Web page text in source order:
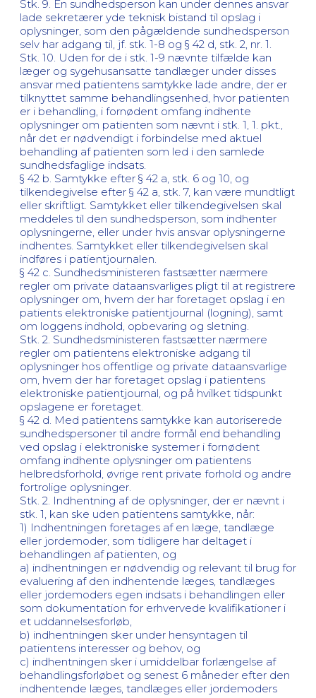
Stk. 9. En sundhedsperson kan under dennes ansvar
lade sekretærer yde teknisk bistand til opslag i
oplysninger, som den pågældende sundhedsperson
selv har adgang til, jf. stk. 1-8 og § 42 d, stk. 2, nr. 1.
Stk. 10. Uden for de i stk. 1-9 nævnte tilfælde kan
læger og sygehusansatte tandlæger under disses
ansvar med patientens samtykke lade andre, der er
tilknyttet samme behandlingsenhed, hvor patienten
er i behandling, i fornødent omfang indhente
oplysninger om patienten som nævnt i stk. 1, 1. pkt.,
når det er nødvendigt i forbindelse med aktuel
behandling af patienten som led i den samlede
sundhedsfaglige indsats.
§ 42 b. Samtykke efter § 42 a, stk. 6 og 10, og
tilkendegivelse efter § 42 a, stk. 7, kan være mundtligt
eller skriftligt. Samtykket eller tilkendegivelsen skal
meddeles til den sundhedsperson, som indhenter
oplysningerne, eller under hvis ansvar oplysningerne
indhentes. Samtykket eller tilkendegivelsen skal
indføres i patientjournalen.
§ 42 c. Sundhedsministeren fastsætter nærmere
regler om private dataansvarliges pligt til at registrere
oplysninger om, hvem der har foretaget opslag i en
patients elektroniske patientjournal (logning), samt
om loggens indhold, opbevaring og sletning.
Stk. 2. Sundhedsministeren fastsætter nærmere
regler om patientens elektroniske adgang til
oplysninger hos offentlige og private dataansvarlige
om, hvem der har foretaget opslag i patientens
elektroniske patientjournal, og på hvilket tidspunkt
opslagene er foretaget.
§ 42 d. Med patientens samtykke kan autoriserede
sundhedspersoner til andre formål end behandling
ved opslag i elektroniske systemer i fornødent
omfang indhente oplysninger om patientens
helbredsforhold, øvrige rent private forhold og andre
fortrolige oplysninger.
Stk. 2. Indhentning af de oplysninger, der er nævnt i
stk. 1, kan ske uden patientens samtykke, når:
1) Indhentningen foretages af en læge, tandlæge
eller jordemoder, som tidligere har deltaget i
behandlingen af patienten, og
a) indhentningen er nødvendig og relevant til brug for
evaluering af den indhentende læges, tandlæges
eller jordemoders egen indsats i behandlingen eller
som dokumentation for erhvervede kvalifikationer i
et uddannelsesforløb,
b) indhentningen sker under hensyntagen til
patientens interesser og behov, og
c) indhentningen sker i umiddelbar forlængelse af
behandlingsforløbet og senest 6 måneder efter den
indhentende læges, tandlæges eller jordemoders